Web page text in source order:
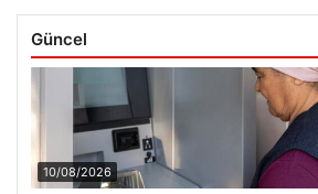
Güncel
10/08/2026